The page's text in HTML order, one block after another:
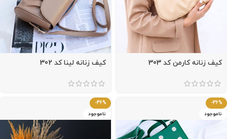
کیف زنانه کارمن کد 303 کیف زنانه لینا کد 302
-46%
ناموجود
-46%
ناموجود